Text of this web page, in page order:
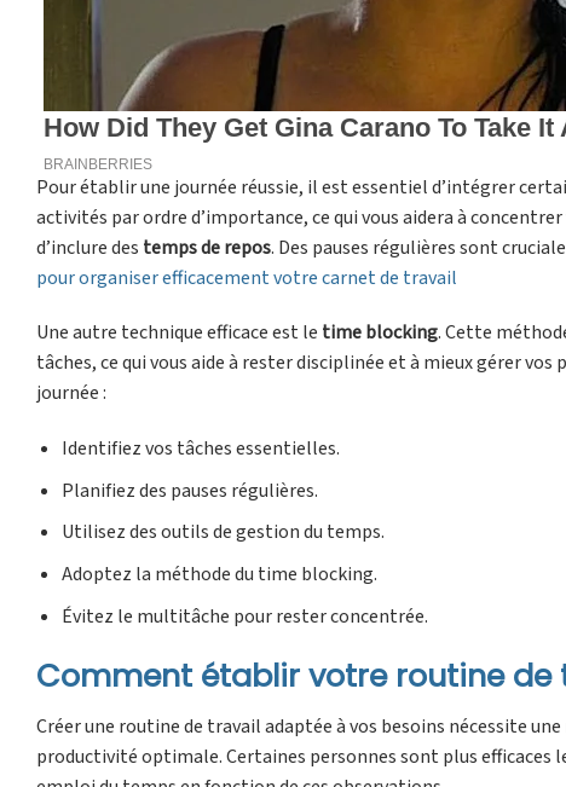
Pour établir une journée réussie, il est essentiel d’intégrer
activités par ordre d’importance, ce qui vous aidera à
d’inclure des temps de repos. Des pauses régulières sont
pour organiser efficacement votre carnet de travail
Une autre technique efficace est le time blocking. Cette
tâches, ce qui vous aide à rester disciplinée et à mieux gérer
journée :
Identifiez vos tâches essentielles.
Planifiez des pauses régulières.
Utilisez des outils de gestion du temps.
Adoptez la méthode du time blocking.
Évitez le multitâche pour rester concentrée.
Comment établir votre routine
Créer une routine de travail adaptée à vos besoins nécessite
productivité optimale. Certaines personnes sont plus